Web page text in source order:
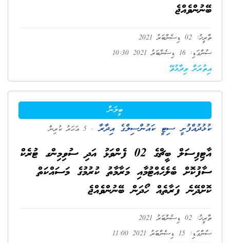
ބޭނުންވެއްޖެ
ތާރީޚު: 02 ޑިސެންބަރު 2021
ސުންގަޑި: 16 ޑިސެންބަރު 2021 10:30
އިތުރަށް ވިދާޅުވޭ
ބީލަން
ކުޅުދުއްފުށީ ސިޓީ ކައުންސިލްގެ އިދާރާ . 5 އަހަރު ކުރިން
އާޓިފިސަލް ބީޗްގެ 02 ފެންވަޅު އަދި ސުވިމިންގ ޓުރެކް
ސާފުކޮށް ބެލެހެއްޓުމާއި މަރާމާތު ކުރުމުގެ މަސައްކަތް
ކޮށްދޭނެ ފަރާތެއް ހޯދަން ބޭނުންވެއްޖެ
ތާރީޚު: 02 ޑިސެންބަރު 2021
ސުންގަޑި: 15 ޑިސެންބަރު 2021 11:00